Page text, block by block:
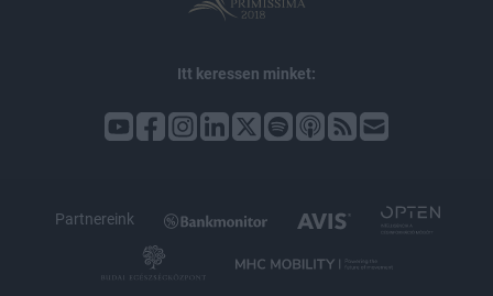
Itt keressen minket:
Partnereink